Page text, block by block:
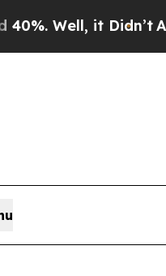
it Didn’t As war